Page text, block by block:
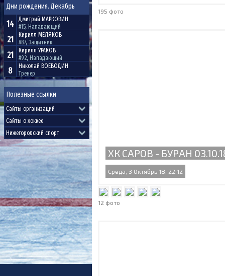
Дни рождения. Декабрь
14 Дмитрий МАРКОВИН
#15, Нападающий
21 Кирилл МЕЛЯКОВ
#87, Защитник
21 Кирилл УРАКОВ
#92, Нападающий
8 Николай ВОЕВОДИН
Тренер
Полезные ссылки
195 фото
ХК САРОВ - БУРАН
Среда, 3 Октябрь 18, 22:12
12 фото